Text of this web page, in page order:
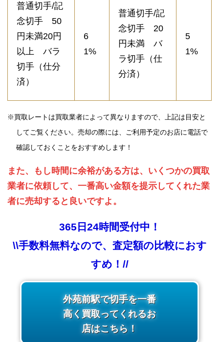
普通切手/記
念切手 50
円未満20円
以上 バラ
切手（仕分
済）
6
1%
普通切手/記
念切手 20
円未満 バ
ラ切手（仕
分済）
5
1%
※買取レートは買取業者によって異なりますので、上記は目安と
してご覧ください。売却の際には、ご利用予定のお店に電話で
確認しておくことをおすすめします！
また、もし時間に余裕がある方は、いくつかの買取
業者に依頼して、一番高い金額を提示してくれた業
者に売却すると良いですよ。
365日24時間受付中！
\\手数料無料なので、査定額の比較におす
すめ！//
外苑前駅で切手を一番
高く買取ってくれるお
店はこちら！